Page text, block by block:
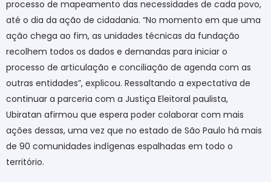
processo de mapeamento das necessidades de cada povo,
até o dia da ação de cidadania. “No momento em que uma
ação chega ao fim, as unidades técnicas da fundação
recolhem todos os dados e demandas para iniciar o
processo de articulação e conciliação de agenda com as
outras entidades”, explicou. Ressaltando a expectativa de
continuar a parceria com a Justiça Eleitoral paulista,
Ubiratan afirmou que espera poder colaborar com mais
ações dessas, uma vez que no estado de São Paulo há mais
de 90 comunidades indígenas espalhadas em todo o
território.